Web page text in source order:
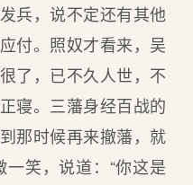
兵，说不定还有其他
付。照奴才看来，吴
了，已不久人世，不
寝。三藩身经百战的
那时候再来撤藩，就
笑，说道：“你这是